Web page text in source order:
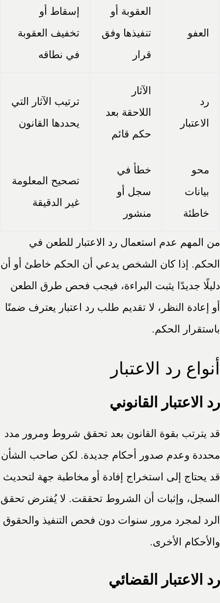
العفو
العقوبة أو
تنفيذها وفق
قرار
إسقاط أو
تخفيف العقوبة
في نطاقه
رد
الاعتبار
الآثار
اللاحقة بعد
حكم قائم
ترتيب الآثار التي
يحددها القانون
محو
بيانات
خاطئة
خطأ في
سجل أو
منشور
تصحيح المعلومة
غير الدقيقة
من المهم عدم استعمال رد الاعتبار للطعن في
الحكم. إذا كان الشخص يدعي أن الحكم خاطئ أو أن
دليلًا جديدًا يثبت البراءة، فيجب فحص طرق الطعن
أو إعادة النظر، لا تقديم طلب رد اعتبار يعترف ضمنًا
باستقرار الحكم.
أنواع رد الاعتبار
رد الاعتبار القانوني
قد يترتب بقوة القانون بعد تحقق شروط ومرور مدد
محددة وعدم صدور أحكام جديدة. لكن صاحب الشأن
قد يحتاج إلى استخراج إفادة أو مخاطبة جهة لتحديث
السجل، وإثبات أن الشروط تحققت. لا يُفترض تحقق
الرد لمجرد مرور سنوات دون فحص التنفيذ والحقوق
والأحكام الأخرى.
رد الاعتبار القضائي